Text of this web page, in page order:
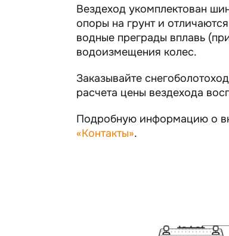
Вездеход укомплектован
опоры на грунт и
водные преграды вплавь
водоизмещения колес.
Заказывайте
расчета цены вездехода
Подробную информацию о
«Контакты».